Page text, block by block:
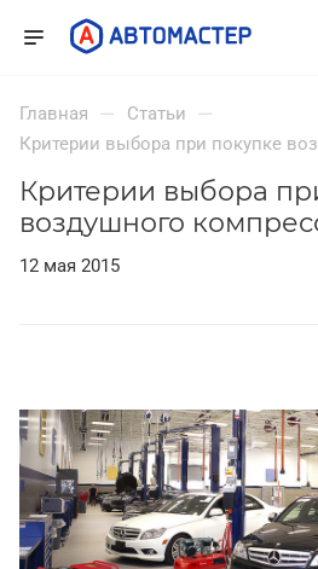
Главная — Статьи —
Критерии выбора при покупке
Критерии выбора
воздушного
12 мая 2015